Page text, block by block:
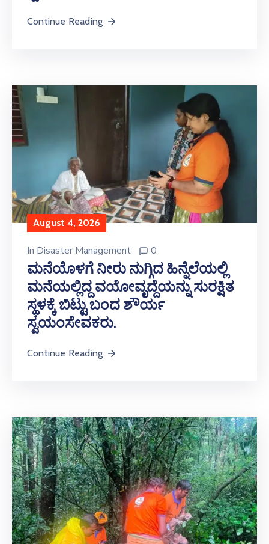
Continue Reading
August 4, 2026
In Disaster Management 0
ಮನೆಯೊಳಗೆ ನೀರು ನುಗ್ಗಿದ ಹಿನ್ನೆಲೆಯಲ್ಲಿ
ಮನೆಯಲ್ಲಿದ್ದ ವಯೋವೃದ್ದೆಯನ್ನು ಸುರಕ್ಷಿತ
ಸ್ಥಳಕ್ಕೆ ಬಿಟ್ಟು ಬಂದ ಶೌರ್ಯ
ಸ್ವಯಂಸೇವಕರು.
Continue Reading